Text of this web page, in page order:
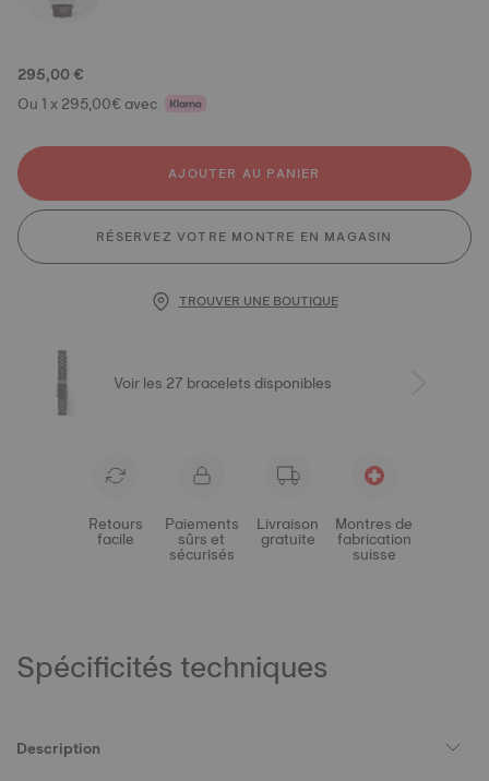
295,00 €
Ou 1 x 295,00€ avec
AJOUTER AU PANIER
RÉSERVEZ VOTRE MONTRE EN MAGASIN
TROUVER UNE BOUTIQUE
Voir les 27 bracelets disponibles
Retours
facile
Paiements
sûrs et
sécurisés
Livraison
gratuite
Montres de
fabrication
suisse
Spécificités techniques
Description